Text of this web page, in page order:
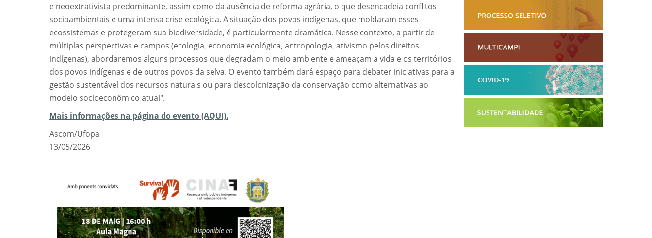
e neoextrativista predominante, assim como da ausência de reforma agrária, o que desencadeia conflitos
socioambientais e uma intensa crise ecológica. A situação dos povos indígenas, que moldaram esses
ecossistemas e protegeram sua biodiversidade, é particularmente dramática. Nesse contexto, a partir de
múltiplas perspectivas e campos (ecologia, economia ecológica, antropologia, ativismo pelos direitos
indígenas), abordaremos alguns processos que degradam o meio ambiente e ameaçam a vida e os territórios
dos povos indígenas e de outros povos da selva. O evento também dará espaço para debater iniciativas para a
gestão sustentável dos recursos naturais ou para descolonização da conservação como alternativas ao
modelo socioeconômico atual".
Mais informações na página do evento (AQUI).
Ascom/Ufopa
13/05/2026